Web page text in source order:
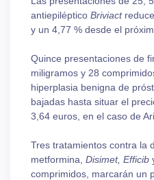
antiepiléptico Briviact
y un 4,77 % desde el
Quince presentaciones de
miligramos y 28
hiperplasia benigna de
bajadas hasta situar el
3,64 euros, en el caso de
Tres tratamientos contra la
metformina, Disimet, Efficib
comprimidos, marcarán un